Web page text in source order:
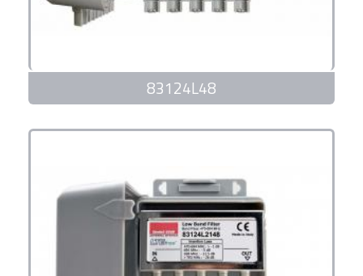
83124L48